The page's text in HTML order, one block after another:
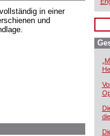
in einer
und